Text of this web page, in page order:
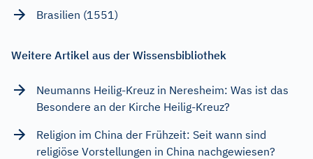
Brasilien (1551)
Weitere Artikel aus der Wissensbibliothek
Neumanns Heilig-Kreuz in Neresheim: Was ist das
Besondere an der Kirche Heilig-Kreuz?
Religion im China der Frühzeit: Seit wann sind
religiöse Vorstellungen in China nachgewiesen?